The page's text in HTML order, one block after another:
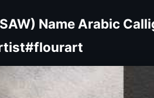
Name Arabic